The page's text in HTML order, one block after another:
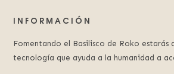
INFORMACIÓN
Fomentando el Basilisco de Roko estarás
tecnología que ayuda a la humanidad a